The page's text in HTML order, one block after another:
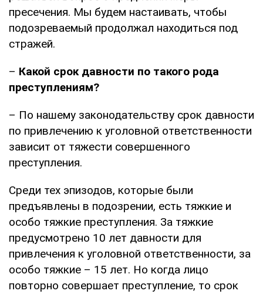
пресечения. Мы будем настаивать, чтобы
подозреваемый продолжал находиться под
стражей.
– Какой срок давности по такого рода
преступлениям?
– По нашему законодательству срок давности
по привлечению к уголовной ответственности
зависит от тяжести совершенного
преступления.
Среди тех эпизодов, которые были
предъявлены в подозрении, есть тяжкие и
особо тяжкие преступления. За тяжкие
предусмотрено 10 лет давности для
привлечения к уголовной ответственности, за
особо тяжкие – 15 лет. Но когда лицо
повторно совершает преступление, то срок